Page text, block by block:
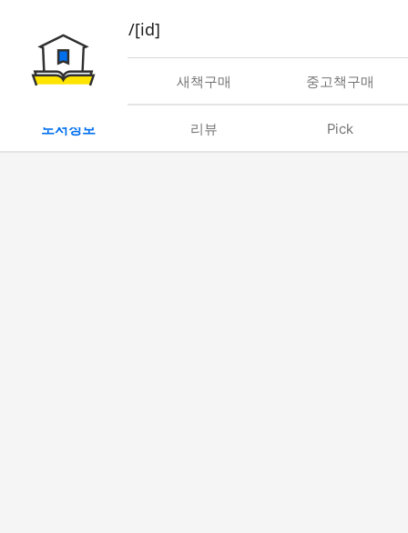
book/rent/[id]
대여 새책구매 중고책구매
도서정보 리뷰 Pick